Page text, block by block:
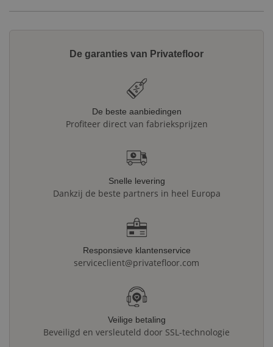
De garanties van Privatefloor
De beste aanbiedingen
Profiteer direct van fabrieksprijzen
Snelle levering
Dankzij de beste partners in heel Europa
Responsieve klantenservice
serviceclient@privatefloor.com
Veilige betaling
Beveiligd en versleuteld door SSL-technologie